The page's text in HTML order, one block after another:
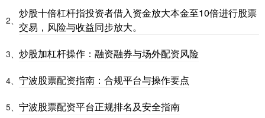
2、
炒股十倍杠杆指投资者借入资金放大本金至10倍进行股票
交易，风险与收益同步放大。
3、 炒股加杠杆操作：融资融券与场外配资风险
4、 宁波股票配资指南：合规平台与操作要点
5、 宁波股票配资平台正规排名及安全指南